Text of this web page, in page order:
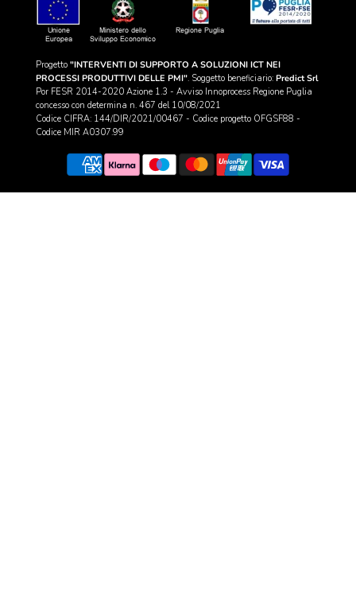
Progetto "INTERVENTI DI SUPPORTO A SOLUZIONI ICT NEI
PROCESSI PRODUTTIVI DELLE PMI". Soggetto beneficiario: Predict Srl
Por FESR 2014-2020 Azione 1.3 - Avviso Innoprocess Regione Puglia
concesso con determina n. 467 del 10/08/2021
Codice CIFRA: 144/DIR/2021/00467 - Codice progetto OFGSF88 -
Codice MIR A0307.99